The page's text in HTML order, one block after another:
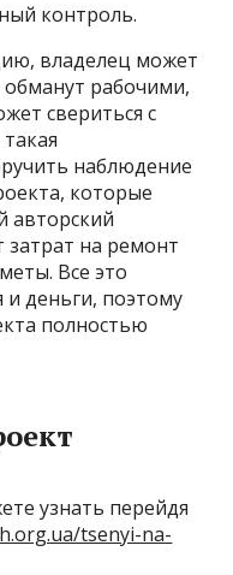
контроль.
владелец может
обманут рабочими,
свериться с
наблюдение
которые
авторский
затрат на ремонт
Все это
и деньги, поэтому
полностью
узнать перейдя
tsenyi-na-